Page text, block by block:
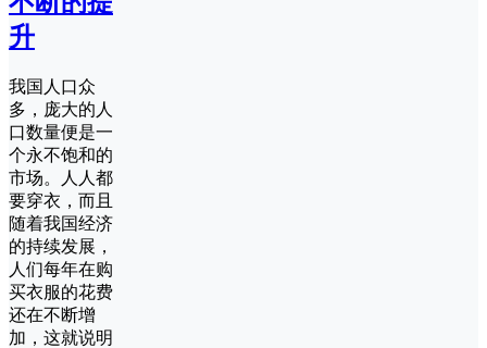
升
我国人口众
多，庞大的人
口数量便是一
个永不饱和的
市场。人人都
要穿衣，而且
随着我国经济
的持续发展，
人们每年在购
买衣服的花费
还在不断增
加，这就说明